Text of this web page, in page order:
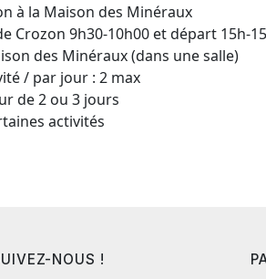
à la Maison des Minéraux
Crozon 9h30-10h00 et départ 15h-
des Minéraux (dans une salle)
/ par jour : 2 max
de 2 ou 3 jours
activités
NOUS !